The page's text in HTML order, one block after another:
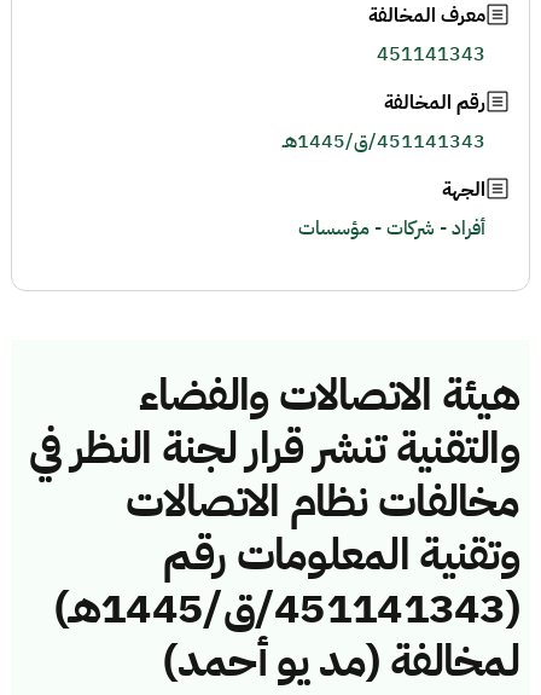
هيئة الاتصالات والفضاء
والتقنية تنشر قرار لجنة النظر في
مخالفات نظام الاتصالات
وتقنية المعلومات رقم
(451141343/ق/1445هـ)
لمخالفة (مد يو أحمد)
معرف المخالفة
451141343
رقم المخالفة
451141343/ق/1445هـ
الجهة
أفراد - شركات - مؤسسات